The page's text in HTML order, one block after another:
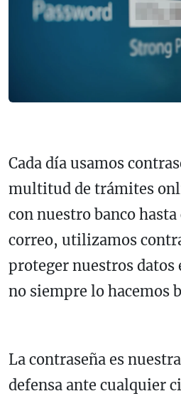
Cada día usamos
multitud de trámites
con nuestro banco
correo, utilizamos
proteger nuestros datos
no siempre lo hacemos
La contraseña es
defensa ante cualquier